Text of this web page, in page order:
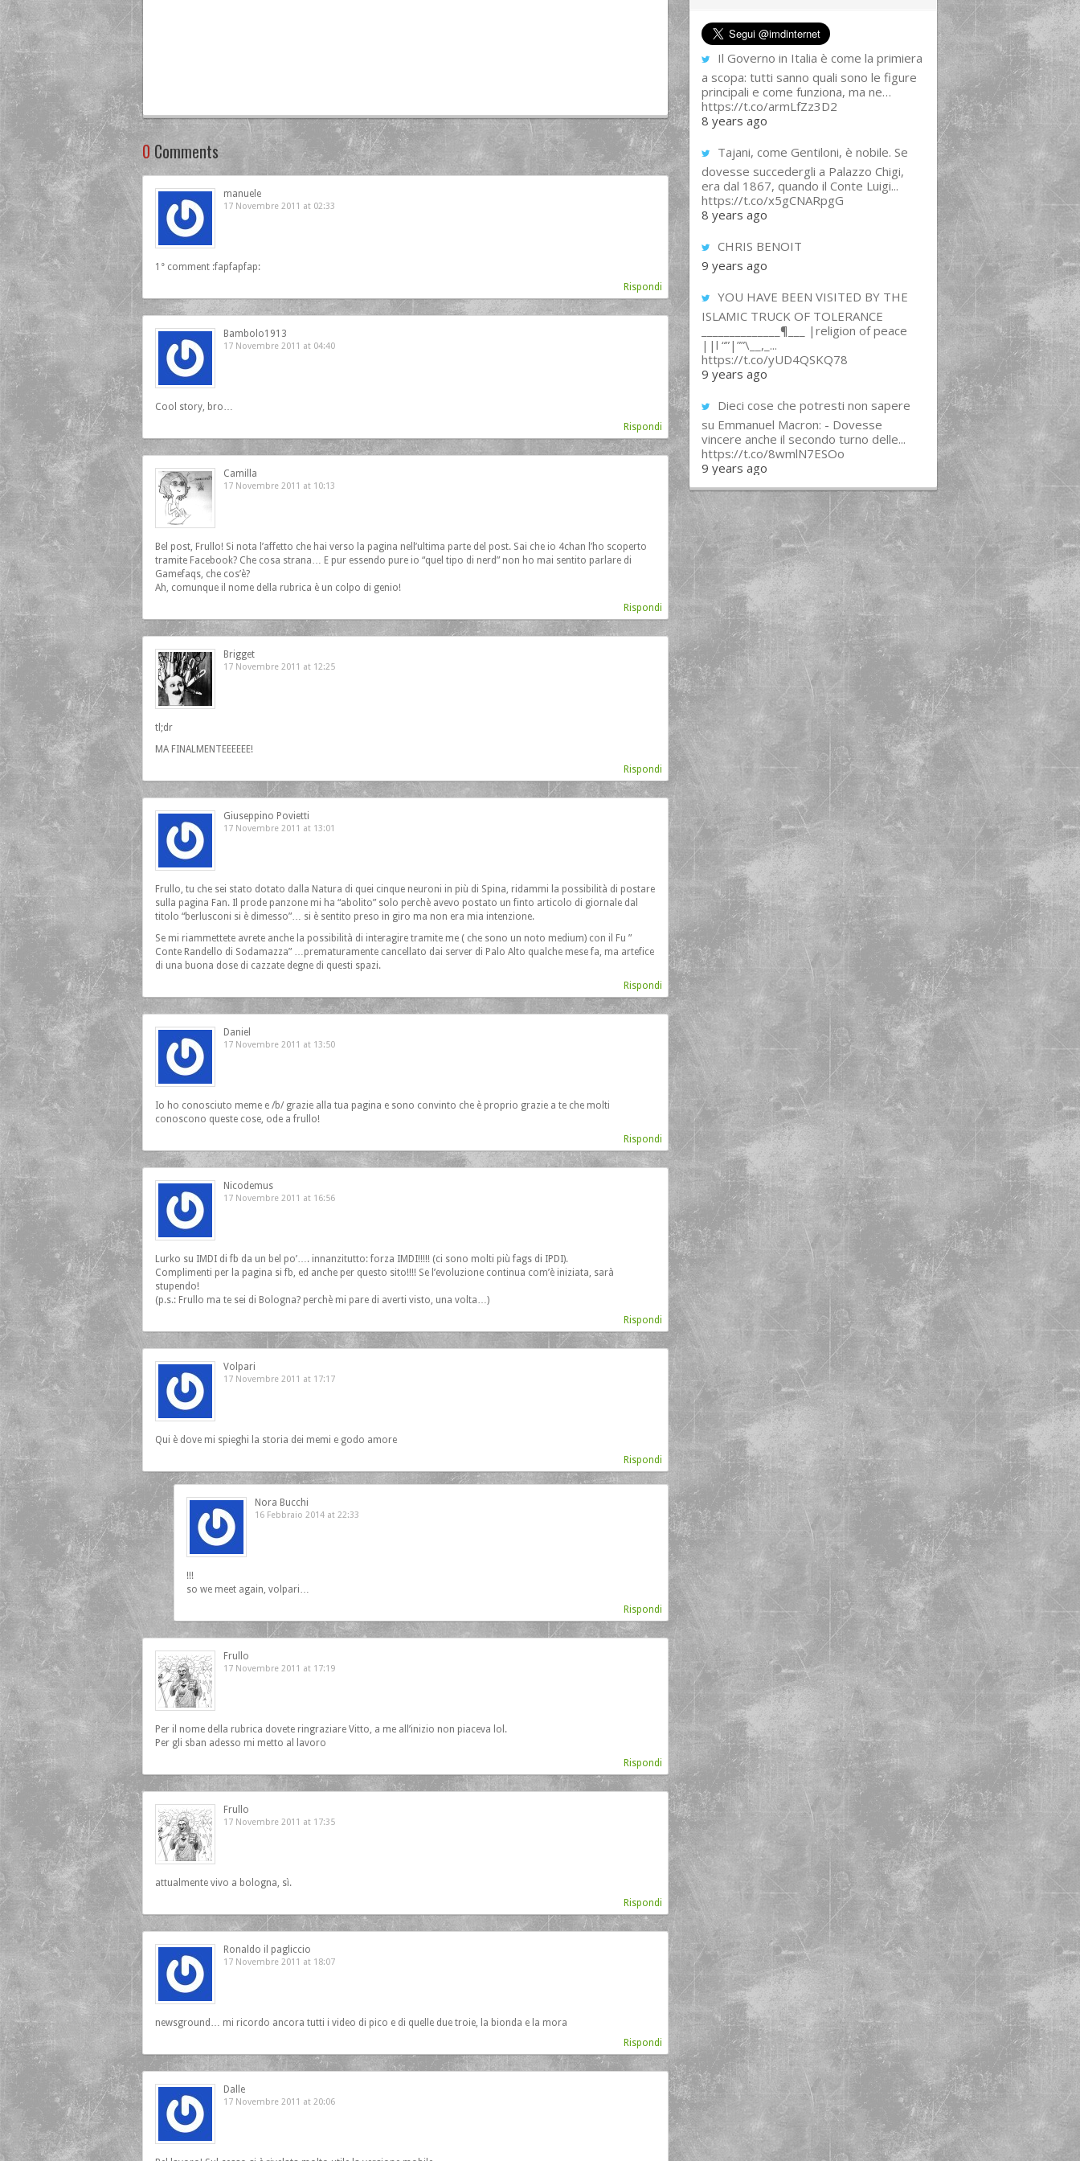
0 Comments
manuele
17 Novembre 2011 at 02:33
1° comment :fapfapfap:
Rispondi
Bambolo1913
17 Novembre 2011 at 04:40
Cool story, bro…
Rispondi
Camilla
17 Novembre 2011 at 10:13
Bel post, Frullo! Si nota l’affetto che hai verso la pagina nell’ultima parte del post. Sai che io 4chan l’ho scoperto
tramite Facebook? Che cosa strana… E pur essendo pure io “quel tipo di nerd” non ho mai sentito parlare di
Gamefaqs, che cos’è?
Ah, comunque il nome della rubrica è un colpo di genio!
Rispondi
Brigget
17 Novembre 2011 at 12:25
tl;dr
MA FINALMENTEEEEEE!
Rispondi
Giuseppino Povietti
17 Novembre 2011 at 13:01
Frullo, tu che sei stato dotato dalla Natura di quei cinque neuroni in più di Spina, ridammi la possibilità di postare
sulla pagina Fan. Il prode panzone mi ha “abolito” solo perchè avevo postato un finto articolo di giornale dal
titolo “berlusconi si è dimesso”… si è sentito preso in giro ma non era mia intenzione.
Se mi riammettete avrete anche la possibilità di interagire tramite me ( che sono un noto medium) con il Fu ”
Conte Randello di Sodamazza” …prematuramente cancellato dai server di Palo Alto qualche mese fa, ma artefice
di una buona dose di cazzate degne di questi spazi.
Rispondi
Daniel
17 Novembre 2011 at 13:50
Io ho conosciuto meme e /b/ grazie alla tua pagina e sono convinto che è proprio grazie a te che molti
conoscono queste cose, ode a frullo!
Rispondi
Nicodemus
17 Novembre 2011 at 16:56
Lurko su IMDI di fb da un bel po’…. innanzitutto: forza IMDI!!!!! (ci sono molti più fags di IPDI).
Complimenti per la pagina si fb, ed anche per questo sito!!!! Se l’evoluzione continua com’è iniziata, sarà
stupendo!
(p.s.: Frullo ma te sei di Bologna? perchè mi pare di averti visto, una volta…)
Rispondi
Volpari
17 Novembre 2011 at 17:17
Qui è dove mi spieghi la storia dei memi e godo amore
Rispondi
Nora Bucchi
16 Febbraio 2014 at 22:33
!!!
so we meet again, volpari…
Rispondi
Frullo
17 Novembre 2011 at 17:19
Per il nome della rubrica dovete ringraziare Vitto, a me all’inizio non piaceva lol.
Per gli sban adesso mi metto al lavoro
Rispondi
Frullo
17 Novembre 2011 at 17:35
attualmente vivo a bologna, sì.
Rispondi
Ronaldo il pagliccio
17 Novembre 2011 at 18:07
newsground… mi ricordo ancora tutti i video di pico e di quelle due troie, la bionda e la mora
Rispondi
Dalle
17 Novembre 2011 at 20:06
Il Governo in Italia è come la primiera
a scopa: tutti sanno quali sono le figure
principali e come funziona, ma ne…
https://t.co/armLfZz3D2
8 years ago
Tajani, come Gentiloni, è nobile. Se
dovesse succedergli a Palazzo Chigi,
era dal 1867, quando il Conte Luigi...
https://t.co/x5gCNARpgG
8 years ago
CHRIS BENOIT
9 years ago
YOU HAVE BEEN VISITED BY THE
ISLAMIC TRUCK OF TOLERANCE
______________¶___ |religion of peace
||l “”|””\__,_...
https://t.co/yUD4QSKQ78
9 years ago
Dieci cose che potresti non sapere
su Emmanuel Macron: - Dovesse
vincere anche il secondo turno delle...
https://t.co/8wmlN7ESOo
9 years ago